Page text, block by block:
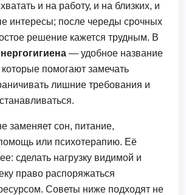
и на работу, и на близких, и
интересы; после череды срочных
решение кажется трудным. В
— удобное название
помогают замечать
лишние требования и
заменяет сон, питание,
или психотерапию. Её
сделать нагрузку видимой и
право распоряжаться
Советы ниже подходят не